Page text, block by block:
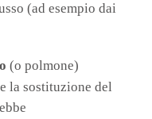
(ad esempio dai
(o polmone)
la sostituzione del